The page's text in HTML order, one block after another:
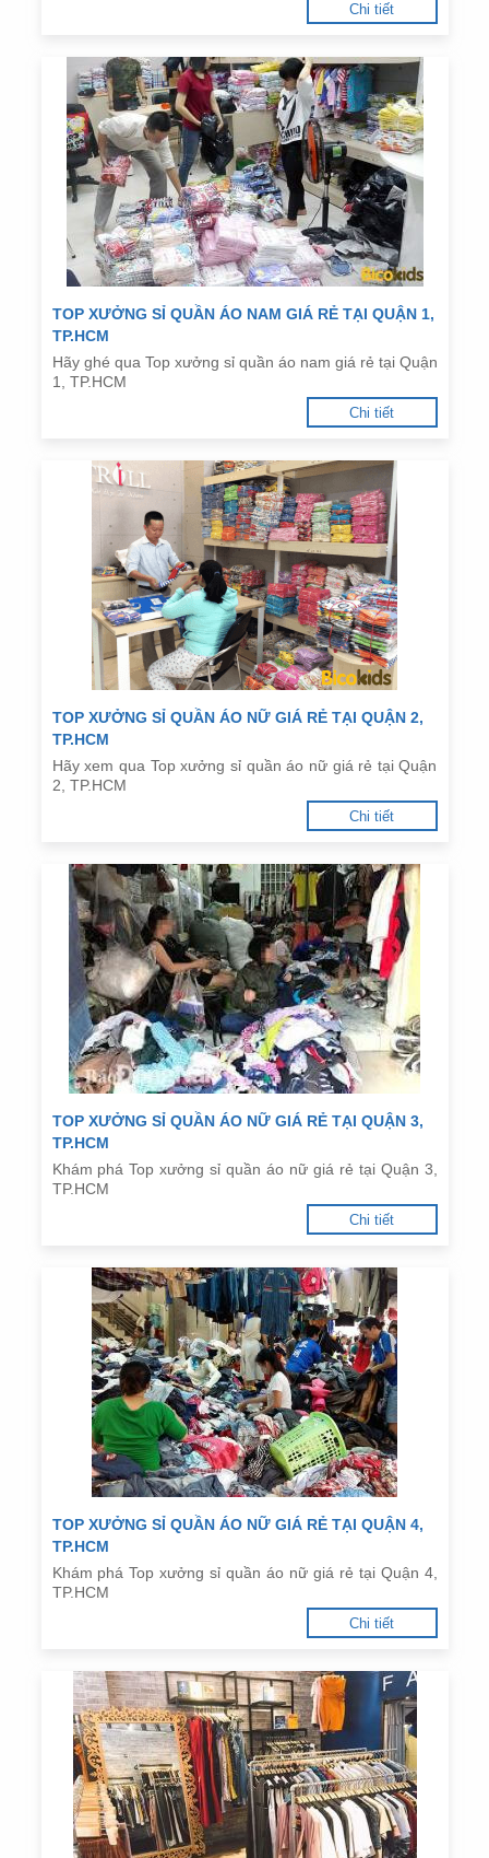
Chi tiết
TOP XƯỞNG SỈ QUẦN ÁO NAM GIÁ RẺ TẠI QUẬN 1,
TP.HCM
Hãy ghé qua Top xưởng sỉ quần áo nam giá rẻ tại Quận
1, TP.HCM
Chi tiết
TOP XƯỞNG SỈ QUẦN ÁO NỮ GIÁ RẺ TẠI QUẬN 2,
TP.HCM
Hãy xem qua Top xưởng sỉ quần áo nữ giá rẻ tại Quận
2, TP.HCM
Chi tiết
TOP XƯỞNG SỈ QUẦN ÁO NỮ GIÁ RẺ TẠI QUẬN 3,
TP.HCM
Khám phá Top xưởng sỉ quần áo nữ giá rẻ tại Quận 3,
TP.HCM
Chi tiết
TOP XƯỞNG SỈ QUẦN ÁO NỮ GIÁ RẺ TẠI QUẬN 4,
TP.HCM
Khám phá Top xưởng sỉ quần áo nữ giá rẻ tại Quận 4,
TP.HCM
Chi tiết